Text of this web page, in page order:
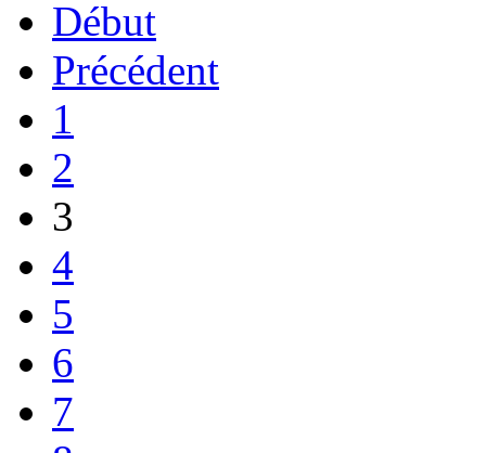
Début
Précédent
1
2
3
4
5
6
7